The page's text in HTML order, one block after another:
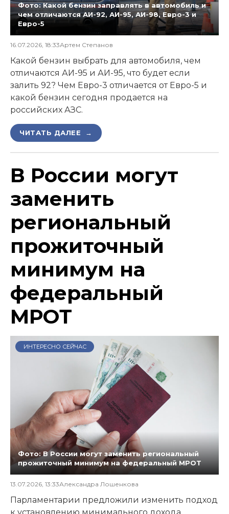
Фото: Какой бензин заправлять в автомобиль и
чем отличаются АИ-92, АИ-95, АИ-98, Евро-3 и
Евро-5
16.07.2026, 18:33Артем Степанов
Какой бензин выбрать для автомобиля, чем
отличаются АИ-95 и АИ-95, что будет если
залить 92? Чем Евро-3 отличается от Евро-5 и
какой бензин сегодня продается на
российских АЗС.
ЧИТАТЬ ДАЛЕЕ →
В России могут
заменить
региональный
прожиточный
минимум на
федеральный
МРОТ
ИНТЕРЕСНО СЕЙЧАС
Фото: В России могут заменить региональный
прожиточный минимум на федеральный МРОТ
13.07.2026, 13:33Александра Лошенкова
Парламентарии предложили изменить подход